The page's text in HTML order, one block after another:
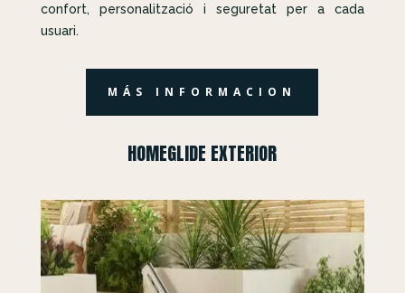
confort, personalització i seguretat per a cada
usuari.
MÁS INFORMACION
HOMEGLIDE EXTERIOR